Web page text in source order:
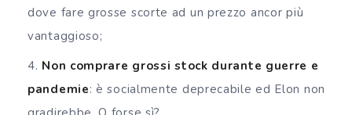
dove fare grosse scorte ad un prezzo ancor più
vantaggioso;
Non comprare grossi stock durante guerre e
pandemie: è socialmente deprecabile ed Elon non